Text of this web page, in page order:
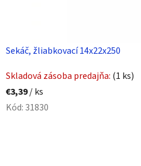
Sekáč, žliabkovací 14x22x250
Skladová zásoba predajňa: (1 ks)
€3,39/ ks
Kód: 31830